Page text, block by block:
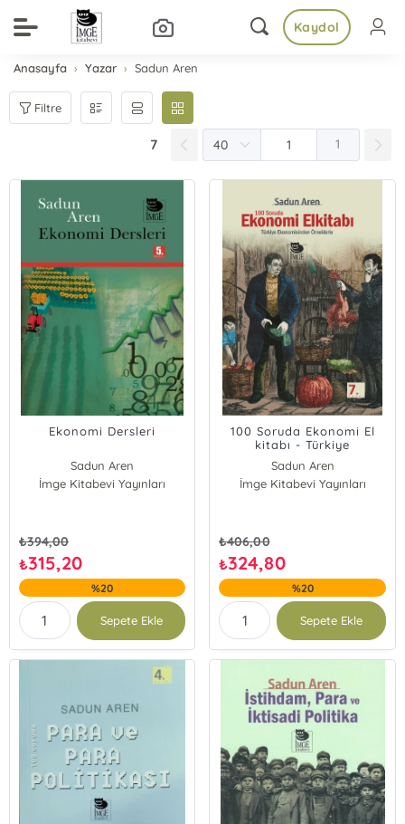
Kaydol
Anasayfa Yazar Sadun Aren
Filtre
7 1
Ekonomi Dersleri
Sadun Aren
İmge Kitabevi Yayınları
₺394,00
₺315,20
%20
Sepete Ekle
100 Soruda Ekonomi El
kitabı - Türkiye
Ekonomisinden Örneklerle
Sadun Aren
İmge Kitabevi Yayınları
₺406,00
₺324,80
%20
Sepete Ekle